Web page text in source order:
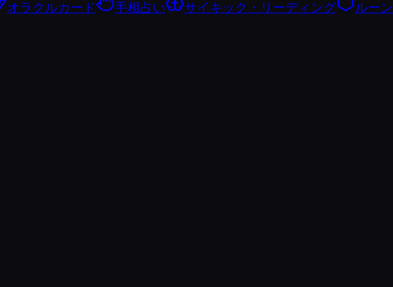
オラクルカード 手相占い サイキック・リーディング ルーン